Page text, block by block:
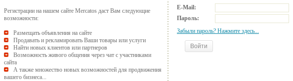
Регистрации на нашем сайте Mercatos даст Вам следующие
возможности:
Размещать объявления на сайте
Продавать и рекламировать Ваши товары или услуги
Найти новых клиентов или партнеров
Возможность живого общения через чат с участниками
сайта
А также множество новых возможностей для продвижения
вашего бизнеса...
E-Mail:
Пароль:
Забыли пароль? Нажмите здесь...